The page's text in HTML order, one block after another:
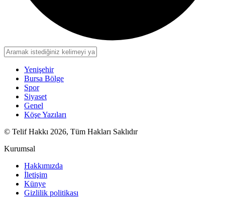
Yenişehir
Bursa Bölge
Spor
Siyaset
Genel
Köşe Yazıları
© Telif Hakkı 2026, Tüm Hakları Saklıdır
Kurumsal
Hakkımızda
İletişim
Künye
Gizlilik politikası